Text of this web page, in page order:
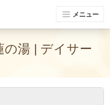
メニュー
の湯 | デイサー